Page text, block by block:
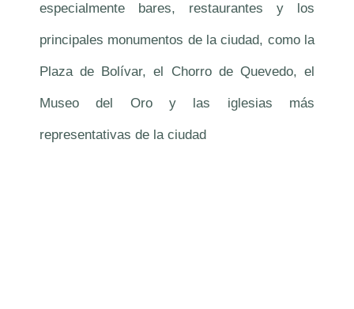
especialmente bares, restaurantes y los
principales monumentos de la ciudad, como la
Plaza de Bolívar, el Chorro de Quevedo, el
Museo del Oro y las iglesias más
representativas de la ciudad